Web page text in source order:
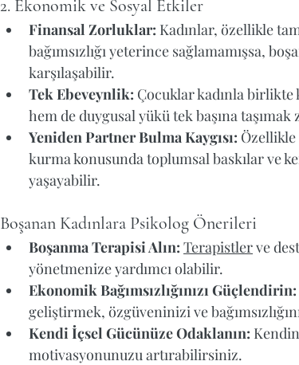
2. Ekonomik ve Sosyal Etkiler
Finansal Zorluklar: Kadınlar, özellikle
bağımsızlığı yeterince sağlamamışsa,
karşılaşabilir.
Tek Ebeveynlik: Çocuklar kadınla birlikte
hem de duygusal yükü tek başına
Yeniden Partner Bulma Kaygısı:
kurma konusunda toplumsal baskılar ve
yaşayabilir.
Boşanan Kadınlara Psikolog Önerileri
Boşanma Terapisi Alın: Terapistler ve
yönetmenize yardımcı olabilir.
Ekonomik Bağımsızlığınızı Güçlendirin:
geliştirmek, özgüveninizi ve
Kendi İçsel Gücünüze Odaklanın:
motivasyonunuzu artırabilirsiniz.